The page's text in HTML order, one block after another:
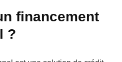
financement
?